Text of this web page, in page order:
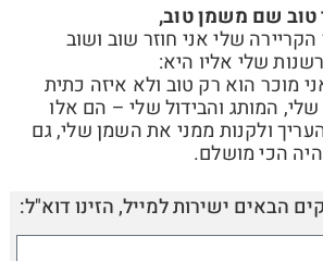
שם משמן טוב,
שלי אני חוזר שוב ושוב
שלי אליו היא:
מוכר הוא רק טוב ולא איזה כתית
המותג והבידול שלי – הם אלו
ולקנות ממני את השמן שלי, גם
הכי מושלם.
הבאים ישירות למייל, הזינו דוא"ל: